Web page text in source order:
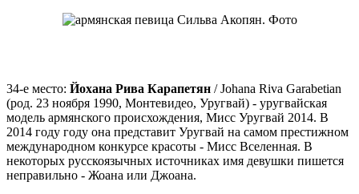
34-е место: Йохана Рива Карапетян / Johana Riva Garabetian
(род. 23 ноября 1990, Монтевидео, Уругвай) - уругвайская
модель армянского происхождения, Мисс Уругвай 2014. В
2014 году году она представит Уругвай на самом престижном
международном конкурсе красоты - Мисс Вселенная. В
некоторых русскоязычных источниках имя девушки пишется
неправильно - Жоана или Джоана.